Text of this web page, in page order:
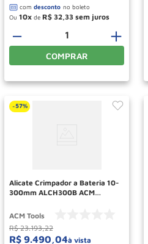
Ou 10 de R$ 32 33
＋
－
COMPRAR
-57%
Alicate Crimpador a Bateria 10-
300mm ALCH300B ACM
ACM Tools
R$ 23.193,22
R$ 9.490,04à vista